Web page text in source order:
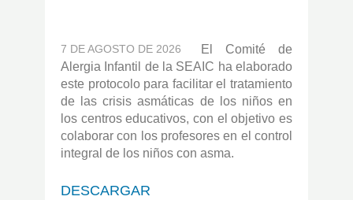
7 DE AGOSTO DE 2026
El Comité de
Alergia Infantil de la SEAIC ha elaborado
este protocolo para facilitar el tratamiento
de las crisis asmáticas de los niños en
los centros educativos, con el objetivo es
colaborar con los profesores en el control
integral de los niños con asma.
DESCARGAR